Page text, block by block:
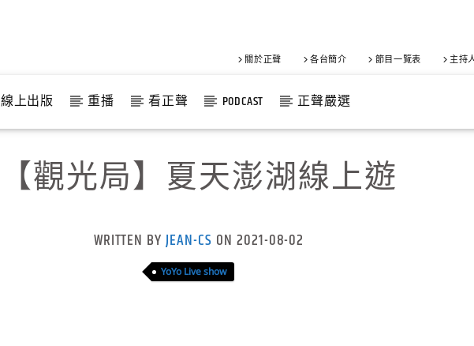
關於正聲 各台簡介 節目一覽表 主持
線上出版 重播 看正聲 PODCAST 正聲嚴選
【觀光局】夏天澎湖線上遊
WRITTEN BYJEAN-CS ON 2021-08-02
YoYo Live show